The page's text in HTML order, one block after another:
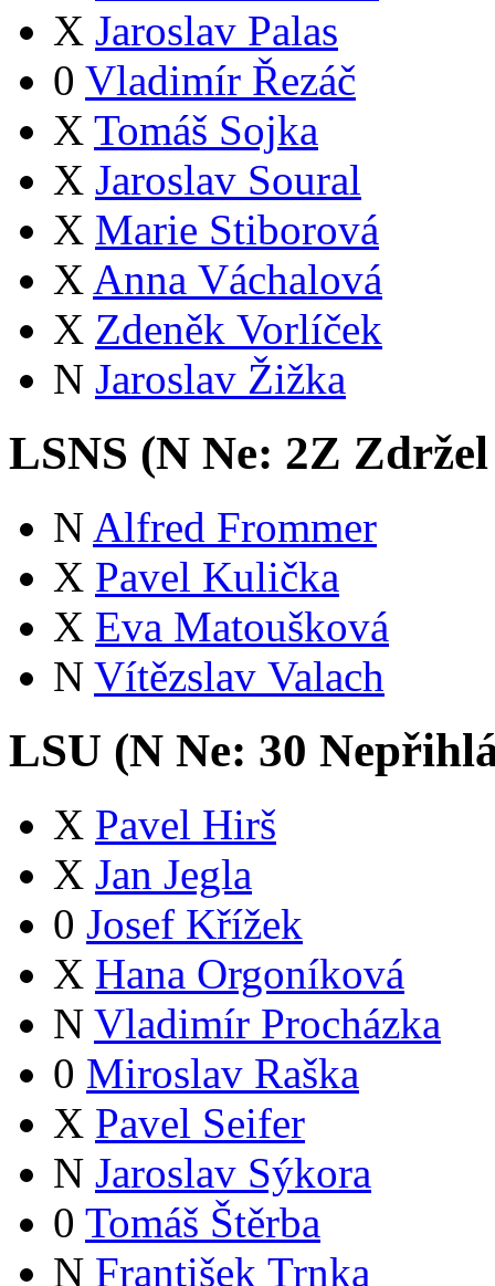
X Jaroslav Palas
0 Vladimír Řezáč
X Tomáš Sojka
X Jaroslav Soural
X Marie Stiborová
X Anna Váchalová
X Zdeněk Vorlíček
N Jaroslav Žižka
LSNS (N Ne: 2Z
N Alfred Frommer
X Pavel Kulička
X Eva Matoušková
N Vítězslav Valach
LSU (N Ne: 30
X Pavel Hirš
X Jan Jegla
0 Josef Křížek
X Hana Orgoníková
N Vladimír Procházka
0 Miroslav Raška
X Pavel Seifer
N Jaroslav Sýkora
0 Tomáš Štěrba
N František Trnka